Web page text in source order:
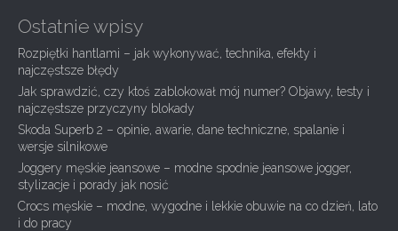
n
a
v
i
g
a
t
i
o
Ostatnie wpisy
Rozpiętki hantlami – jak wykonywać, technika, efekty i
najczęstsze błędy
Jak sprawdzić, czy ktoś zablokował mój numer? Objawy, testy i
najczęstsze przyczyny blokady
Skoda Superb 2 – opinie, awarie, dane techniczne, spalanie i
wersje silnikowe
Joggery męskie jeansowe – modne spodnie jeansowe jogger,
stylizacje i porady jak nosić
Crocs męskie – modne, wygodne i lekkie obuwie na co dzień, lato
i do pracy